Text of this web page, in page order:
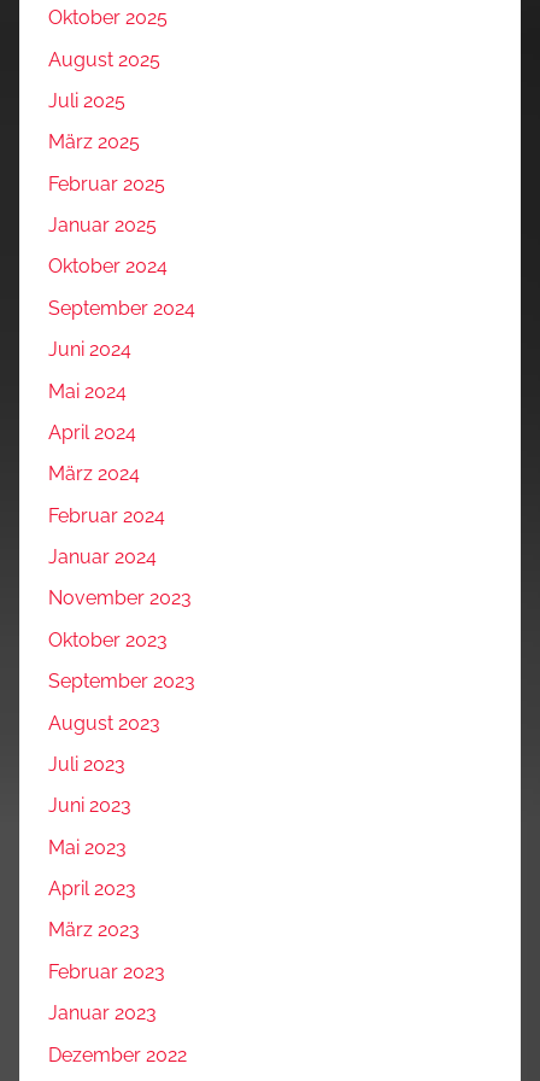
Oktober 2025
August 2025
Juli 2025
März 2025
Februar 2025
Januar 2025
Oktober 2024
September 2024
Juni 2024
Mai 2024
April 2024
März 2024
Februar 2024
Januar 2024
November 2023
Oktober 2023
September 2023
August 2023
Juli 2023
Juni 2023
Mai 2023
April 2023
März 2023
Februar 2023
Januar 2023
Dezember 2022